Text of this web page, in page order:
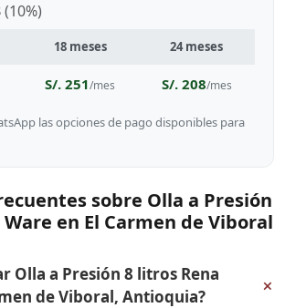
(10%)
18 meses 24 meses
S/. 251/mes S/. 208/mes
las opciones de pago disponibles para
sobre Olla a Presión
en El Carmen de Viboral
Olla a Presión 8 litros Rena
de Viboral, Antioquia?
+